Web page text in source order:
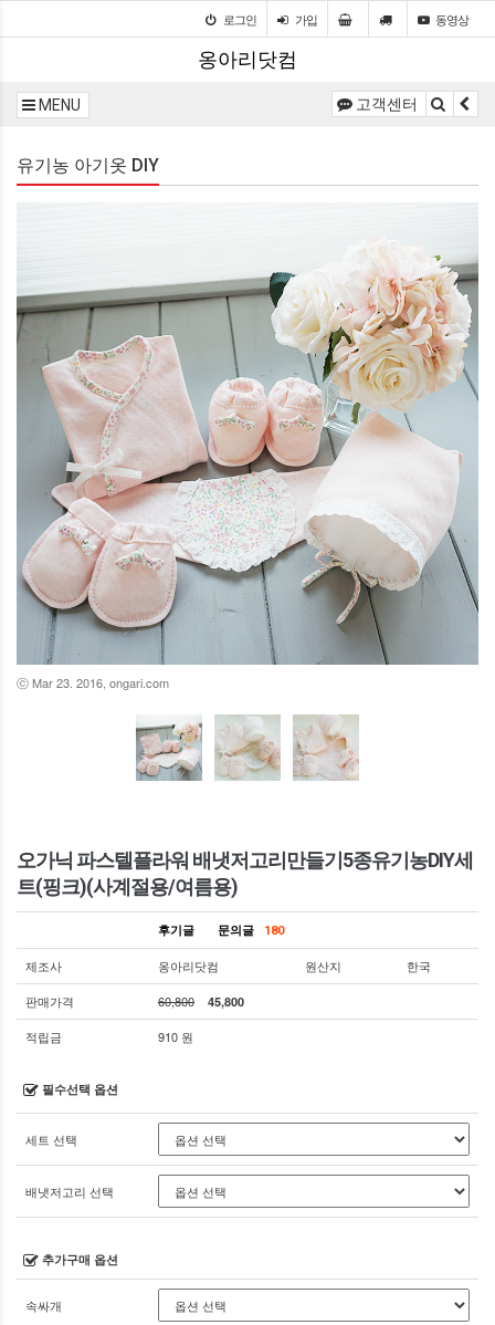
로그인 가입 동영상
옹아리닷컴
MENU 고객센터
유기농 아기옷 DIY
ⓒ Mar 23. 2016, ongari.com
오가닉 파스텔플라워 배냇저고리만들기5종유기농DIY세
트(핑크)(사계절용/여름용)
후기글 문의글 180
제조사 옹아리닷컴 원산지
한국
판매가격
60,800 45,800
적립금 910 원
필수선택 옵션
세트 선택
배냇저고리 선택
추가구매 옵션
속싸개